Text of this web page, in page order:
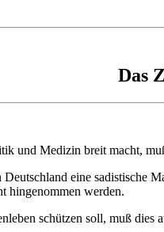
Das
und Medizin breit macht,
eine sadistische
hingenommen werden.
schützen soll, muß